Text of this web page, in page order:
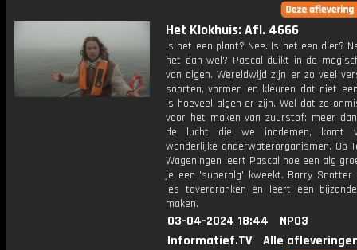
Het Klokhuis: Afl. 4666
Is het een plant? Nee. Is het een dier?
het dan wel? Pascal duikt in de
van algen. Wereldwijd zijn er zo veel
soorten, vormen en kleuren dat niet
is hoeveel algen er zijn. Wel dat ze
voor het maken van zuurstof: meer
de lucht die we inademen, komt
wonderlijke onderwaterorganismen. Op
Wageningen leert Pascal hoe een alg
je een 'superalg' kweekt. Barry Snotter
les toverdranken en leert een
maken.
03-04-2024 18:44
NPO3
Informatief.TV
Alle